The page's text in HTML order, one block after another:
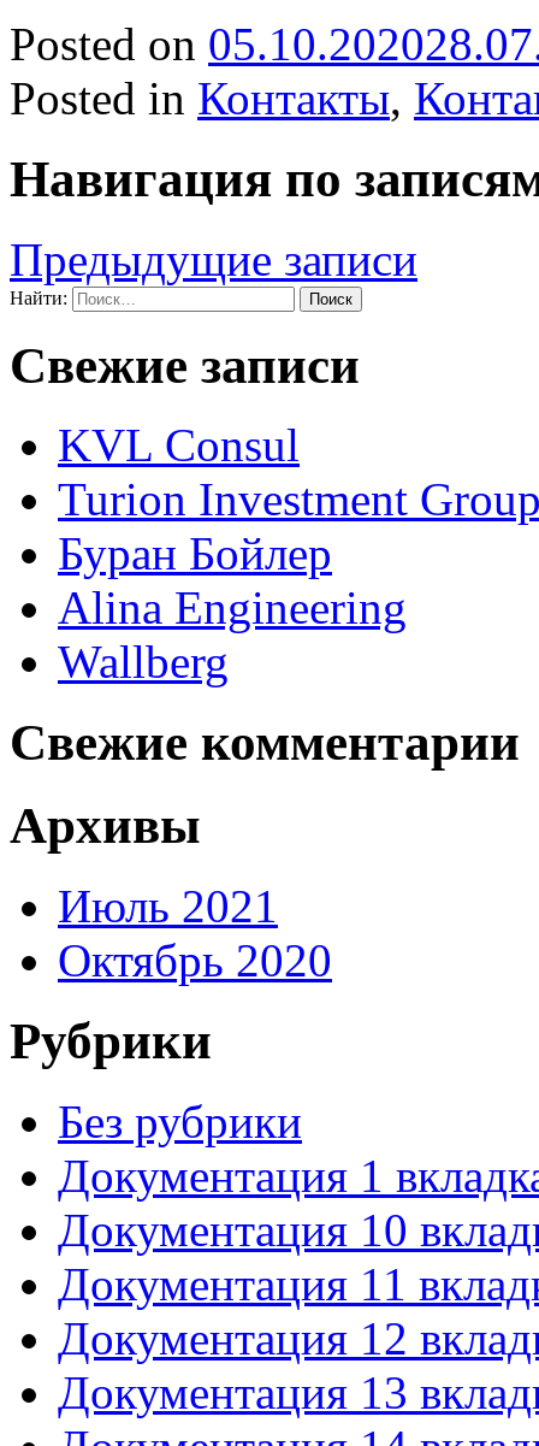
Posted on 05.10.2020
Posted in Контакты,
Навигация по
Предыдущие записи
Найти:
Свежие записи
KVL Consul
Turion Investment
Буран Бойлер
Alina Engineering
Wallberg
Свежие комментарии
Архивы
Июль 2021
Октябрь 2020
Рубрики
Без рубрики
Документация 1
Документация 10
Документация 11
Документация 12
Документация 13